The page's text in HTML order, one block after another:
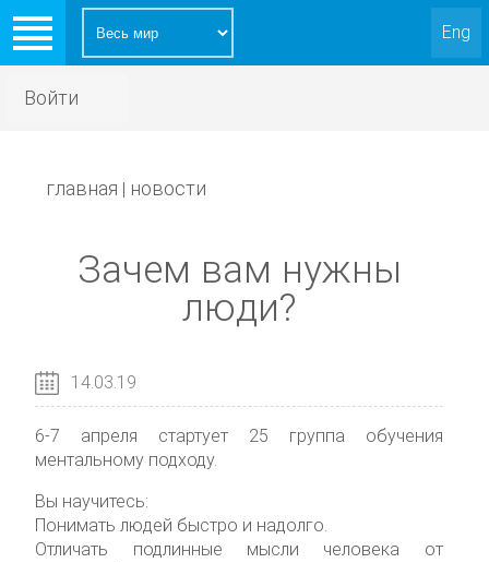
Eng
Войти
главная | новости
Зачем вам нужны
люди?
14.03.19
6-7 апреля стартует 25 группа обучения
ментальному подходу.
Вы научитесь:
Понимать людей быстро и надолго.
Отличать подлинные мысли человека от